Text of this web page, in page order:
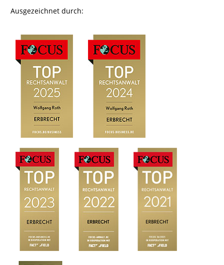
Ausgezeichnet durch: